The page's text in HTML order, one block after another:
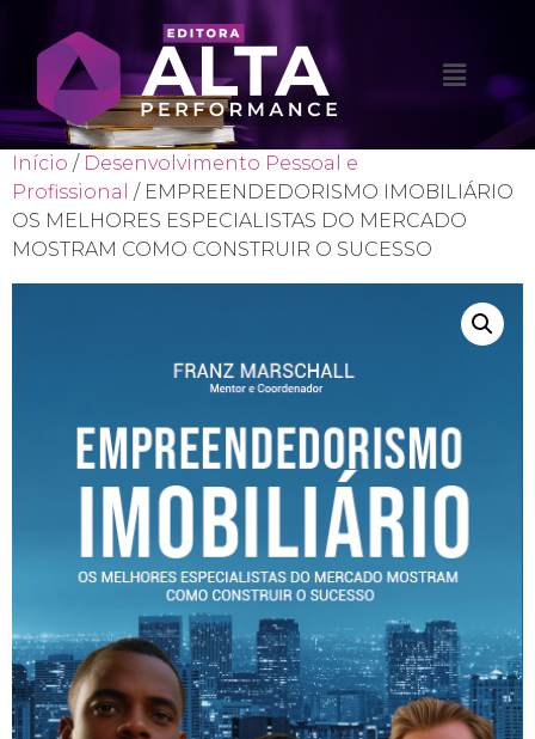
Início / Desenvolvimento Pessoal e
Profissional / EMPREENDEDORISMO IMOBILIÁRIO
OS MELHORES ESPECIALISTAS DO MERCADO
MOSTRAM COMO CONSTRUIR O SUCESSO